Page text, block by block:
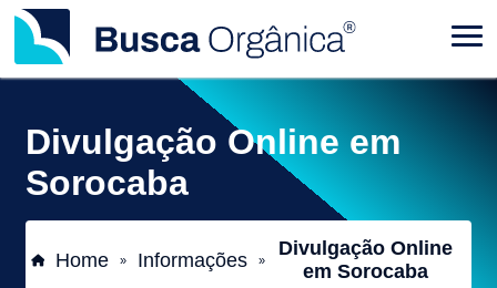
Divulgação Online em
Sorocaba
Home » Informações »
Divulgação Online
em Sorocaba